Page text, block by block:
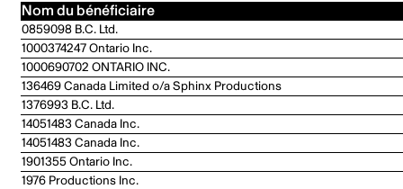
Nom du bénéficiaire
0859098 B.C. Ltd.
1000374247 Ontario Inc.
1000690702 ONTARIO INC.
136469 Canada Limited o/a Sphinx Productions
1376993 B.C. Ltd.
14051483 Canada Inc.
14051483 Canada Inc.
1901355 Ontario Inc.
1976 Productions Inc.